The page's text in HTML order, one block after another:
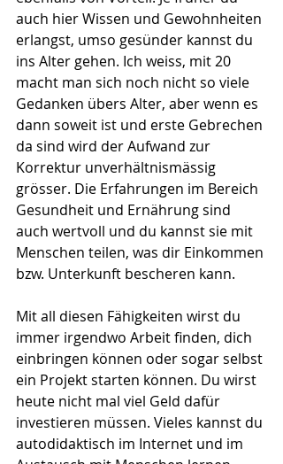
auch hier Wissen und Gewohnheiten
erlangst, umso gesünder kannst du
ins Alter gehen. Ich weiss, mit 20
macht man sich noch nicht so viele
Gedanken übers Alter, aber wenn es
dann soweit ist und erste Gebrechen
da sind wird der Aufwand zur
Korrektur unverhältnismässig
grösser. Die Erfahrungen im Bereich
Gesundheit und Ernährung sind
auch wertvoll und du kannst sie mit
Menschen teilen, was dir Einkommen
bzw. Unterkunft bescheren kann.
Mit all diesen Fähigkeiten wirst du
immer irgendwo Arbeit finden, dich
einbringen können oder sogar selbst
ein Projekt starten können. Du wirst
heute nicht mal viel Geld dafür
investieren müssen. Vieles kannst du
autodidaktisch im Internet und im